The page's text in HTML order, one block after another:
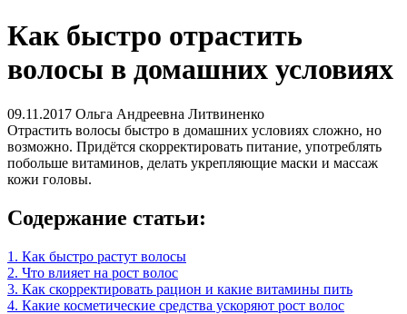
Как быстро отрастить
волосы в домашних условиях
09.11.2017 Ольга Андреевна Литвиненко
Отрастить волосы быстро в домашних условиях сложно, но
возможно. Придётся скорректировать питание, употреблять
побольше витаминов, делать укрепляющие маски и массаж
кожи головы.
Содержание статьи:
1. Как быстро растут волосы
2. Что влияет на рост волос
3. Как скорректировать рацион и какие витамины пить
4. Какие косметические средства ускоряют рост волос